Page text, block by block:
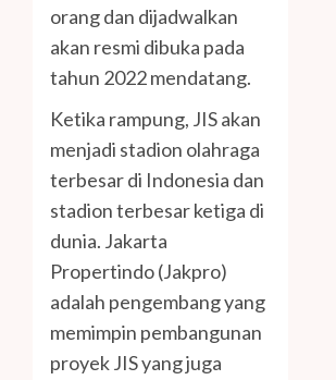
orang dan dijadwalkan
akan resmi dibuka pada
tahun 2022 mendatang.
Ketika rampung, JIS akan
menjadi stadion olahraga
terbesar di Indonesia dan
stadion terbesar ketiga di
dunia. Jakarta
Propertindo (Jakpro)
adalah pengembang yang
memimpin pembangunan
proyek JIS yang juga